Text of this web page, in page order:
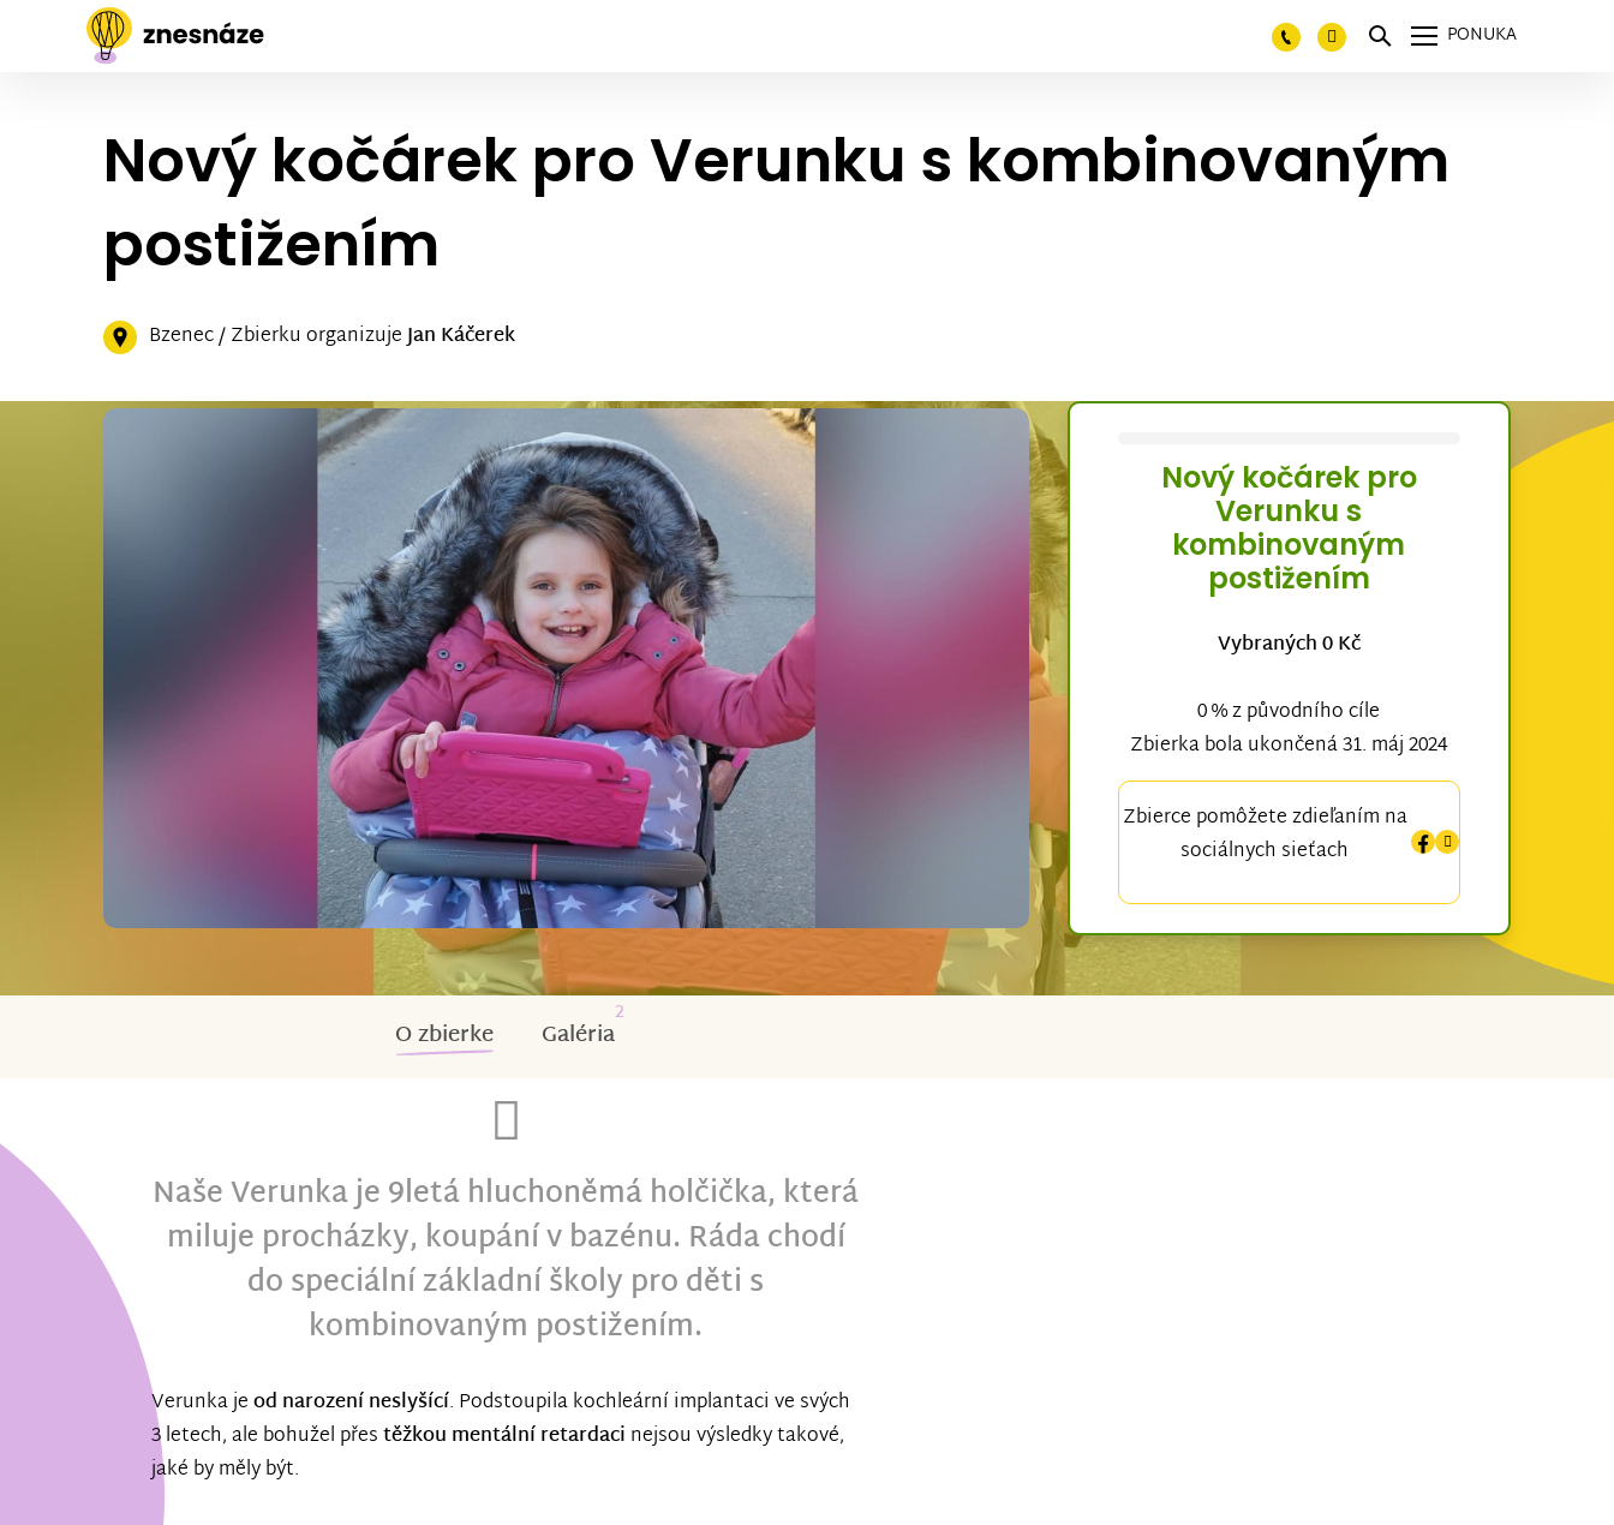
PONUKA
Nový kočárek pro Verunku s kombinovaným
postižením
Bzenec / Zbierku organizujeJan Káčerek
Nový kočárek pro
Verunku s
kombinovaným
postižením
Vybraných 0 Kč
0 % z původního cíle
Zbierka bola ukončená 31. máj 2024
Zbierce pomôžete zdieľaním na
sociálnych sieťach
O zbierke Galéria
2
Naše Verunka je 9letá hluchoněmá holčička, která
miluje procházky, koupání v bazénu. Ráda chodí
do speciální základní školy pro děti s
kombinovaným postižením.
Verunka jeod narození neslyšící. Podstoupila kochleární implantaci ve svých
3 letech, ale bohužel přestěžkou mentální retardaci nejsou výsledky takové,
jaké by měly být.